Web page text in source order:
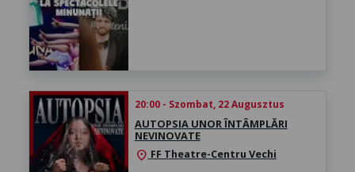
20:00 - Szombat, 22 Augusztus
AUTOPSIA UNOR ÎNTÂMPLĂRI
NEVINOVATE
location_on FF Theatre-Centru Vechi